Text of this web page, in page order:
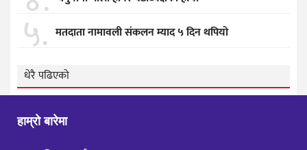
५. मतदाता नामावली संकलन म्याद ५ दिन थपियो
धेरै पढिएको
हाम्रो बारेमा